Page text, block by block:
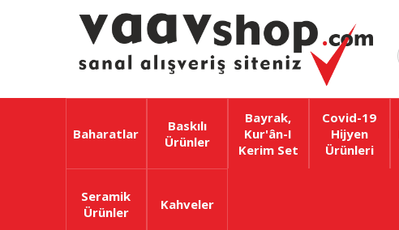
Baharatlar
Baskılı
Ürünler
Bayrak,
Kur'ân-I
Kerim Set
Covid-19
Hijyen
Ürünleri
Seramik
Ürünler
Kahveler